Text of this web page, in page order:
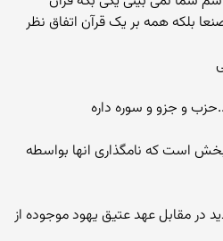
بلکه همه بر یک قرآن اتفاق نظر
و جزو و سوره داره
مقدس مسیحیان هم ۴ بخش است که نامگذاری انها بواسطه
در مقابل عهد عتیق یهود موجوده از